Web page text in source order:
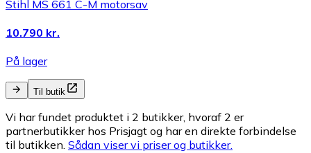
Stihl MS 661 C-M motorsav
10.790 kr.
På lager
Til butik
Vi har fundet produktet i 2 butikker, hvoraf 2 er
partnerbutikker hos Prisjagt og har en direkte forbindelse
til butikken. Sådan viser vi priser og butikker.